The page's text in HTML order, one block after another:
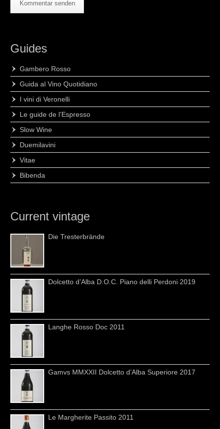
Guides
Gambero Rosso
Guida al Vino Quotidiano
I vini di Veronelli
Le guide de l’Espresso
Slow Wine
Duemilavini
Vitae
Bibenda
Current vintage
Die Tresterbrände
Dolcetto d’Alba D.O.C. Piano delli Perdoni 2019
Langhe Rosso Doc 2011
Gamvs MMXXII Dolcetto d’Alba Superiore 2017
Le Margherite Passito 2011